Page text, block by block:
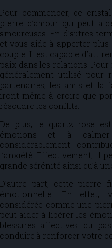
Pour commencer, ce
pierre d’amour qui peut
amoureuses. En d’autres
et vous aide à apporter
couple. Il est capable
paix dans les relations.
généralement utilisé pour
partenaires, les amis et la
iront même à croire que
résoudre les conflits.
De plus, le quartz rose
émotions et à
considérablement
l’anxiété. Effectivement, il
grande sérénité ainsi qu’à
D’autre part, cette pierre
émotionnelle. En effet,
considérée comme une
peut aider à libérer les
blessures affectives du
conduire à renforcer votre